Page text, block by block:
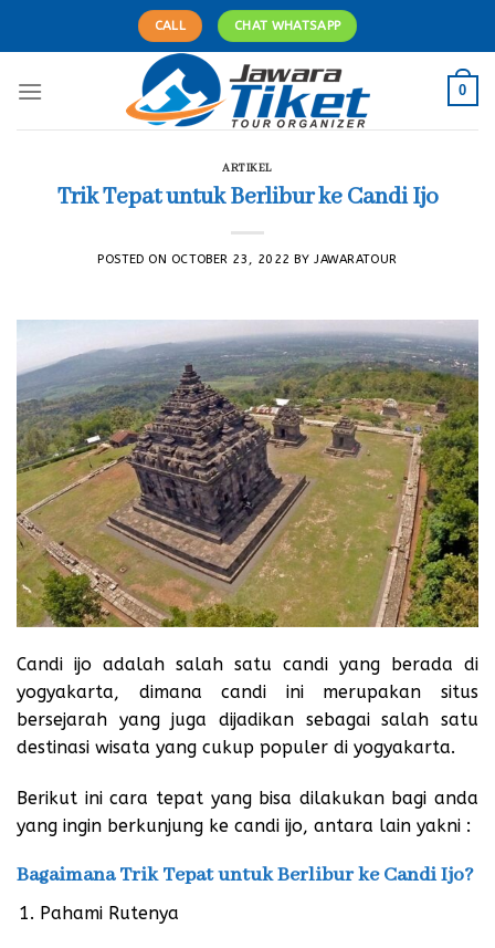
CALL CHAT WHATSAPP
0
ARTIKEL
Trik Tepat untuk Berlibur ke Candi Ijo
POSTED ON OCTOBER 23, 2022 BYJAWARATOUR
Candi ijo adalah salah satu candi yang berada di
yogyakarta, dimana candi ini merupakan situs
bersejarah yang juga dijadikan sebagai salah satu
destinasi wisata yang cukup populer di yogyakarta.
Berikut ini cara tepat yang bisa dilakukan bagi anda
yang ingin berkunjung ke candi ijo, antara lain yakni :
Bagaimana Trik Tepat untuk Berlibur ke Candi Ijo?
Pahami Rutenya